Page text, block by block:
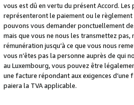
vous est dû en vertu du présent Accord.
représenteront le paiement ou le
pouvons vous demander ponctuellement
mais que vous ne nous les transmettez
rémunération jusqu’à ce que vous nous
vous n’êtes pas la personne auprès de qui
au Luxembourg, vous pouvez être
une facture répondant aux exigences
paiera la TVA applicable.